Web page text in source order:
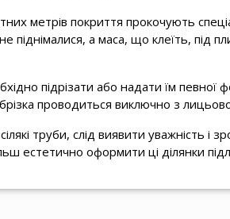
метрів покриття прокочують
піднімалися, а маса, що клеїть, під
підрізати або надати їм певної
проводиться виключно з
труби, слід виявити уважність і
естетично оформити ці ділянки